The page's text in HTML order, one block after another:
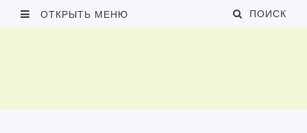
ОТКРЫТЬ МЕНЮ ПОИСК